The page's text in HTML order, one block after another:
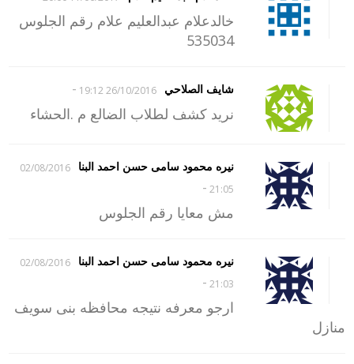
خالدعلام عبدالعليم علام رقم الجلوس
535034
شايف الصلاحي 26/10/2016 19:12
-
نريد كشف لطلاب الضالع م .الحشاء
نيره محمود سامى حسن احمد البنا
02/08/2016
21:05
-
مش معايا رقم الجلوس
نيره محمود سامى حسن احمد البنا
02/08/2016
21:03
-
ارجو معرفه نتيجه محافظه بنى سويف
منازل